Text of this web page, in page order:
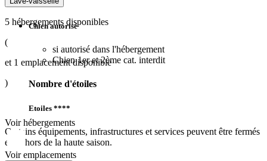
Chien autorisé
si autorisé dans l'hébergement
Chien 1er et 2ème cat. interdit
Nombre d'étoiles
Etoiles ****
Certains équipements, infrastructures et services peuvent être fermés
en dehors de la haute saison.
5 hébergements disponibles
(
et 1 emplacement disponible
)
Voir hébergements
Voir emplacements